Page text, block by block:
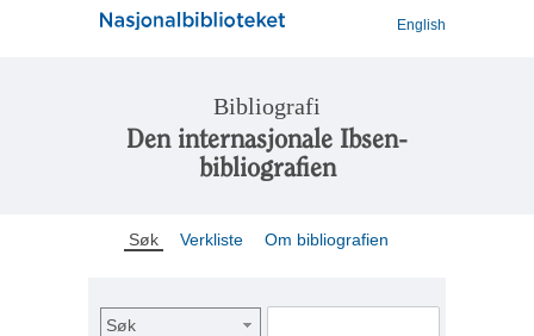
English
Bibliografi
Den internasjonale Ibsen-
bibliografien
Søk Verkliste Om bibliografien
Søk